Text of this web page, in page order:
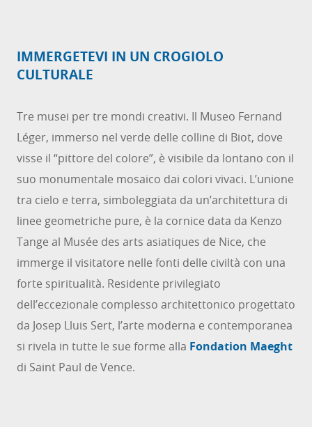
IMMERGETEVI IN UN CROGIOLO
CULTURALE
Tre musei per tre mondi creativi. Il Museo Fernand
Léger, immerso nel verde delle colline di Biot, dove
visse il “pittore del colore”, è visibile da lontano con il
suo monumentale mosaico dai colori vivaci. L’unione
tra cielo e terra, simboleggiata da un’architettura di
linee geometriche pure, è la cornice data da Kenzo
Tange al Musée des arts asiatiques de Nice, che
immerge il visitatore nelle fonti delle civiltà con una
forte spiritualità. Residente privilegiato
dell’eccezionale complesso architettonico progettato
da Josep Lluis Sert, l’arte moderna e contemporanea
si rivela in tutte le sue forme alla Fondation Maeght
di Saint Paul de Vence.